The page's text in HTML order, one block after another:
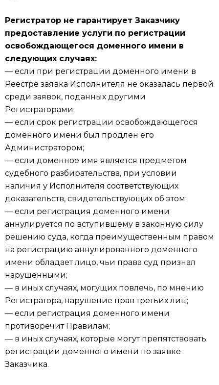
Регистратор не гарантирует Заказчику
предоставление услуги по регистрации
освобождающегося доменного имени в
следующих случаях:
— если при регистрации доменного имени в
Реестре заявка Исполнителя не оказалась первой
среди заявок, поданных другими
Регистраторами;
— если срок регистрации освобождающегося
доменного имени был продлен его
Администратором;
— если доменное имя является предметом
судебного разбирательства, при условии
наличия у Исполнителя соответствующих
доказательств, свидетельствующих об этом;
— если регистрация доменного имени
аннулируется по вступившему в законную силу
решению суда, когда преимущественным правом
на регистрацию аннулированного доменного
имени обладает лицо, чьи права суд признал
нарушенными;
— в иных случаях, могущих повлечь, по мнению
Регистратора, нарушение прав третьих лиц;
— если регистрация доменного имени
противоречит Правилам;
— в иных случаях, которые могут препятствовать
регистрации доменного имени по заявке
Заказчика.